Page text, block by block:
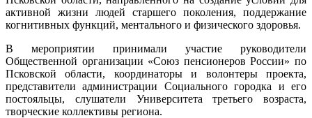
активной жизни людей старшего поколения, поддержание
когнитивных функций, ментального и физического здоровья.
В мероприятии принимали участие руководители
Общественной организации «Союз пенсионеров России» по
Псковской области, координаторы и волонтеры проекта,
представители администрации Социального городка и его
постояльцы, слушатели Университета третьего возраста,
творческие коллективы региона.